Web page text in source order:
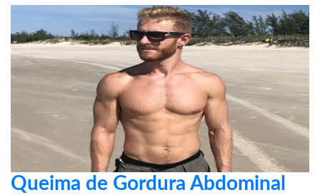
Queima de Gordura Abdominal